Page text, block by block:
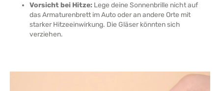
Vorsicht bei Hitze: Lege deine Sonnenbrille nicht auf
das Armaturenbrett im Auto oder an andere Orte mit
starker Hitzeeinwirkung. Die Gläser könnten sich
verziehen.